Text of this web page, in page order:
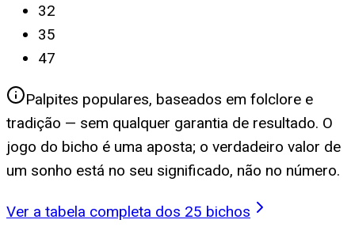
32
35
47
Palpites populares, baseados em folclore e
tradição — sem qualquer garantia de resultado. O
jogo do bicho é uma aposta; o verdadeiro valor de
um sonho está no seu significado, não no número.
Ver a tabela completa dos 25 bichos